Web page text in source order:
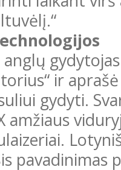
anglų
ir
gydyti.
amžiaus